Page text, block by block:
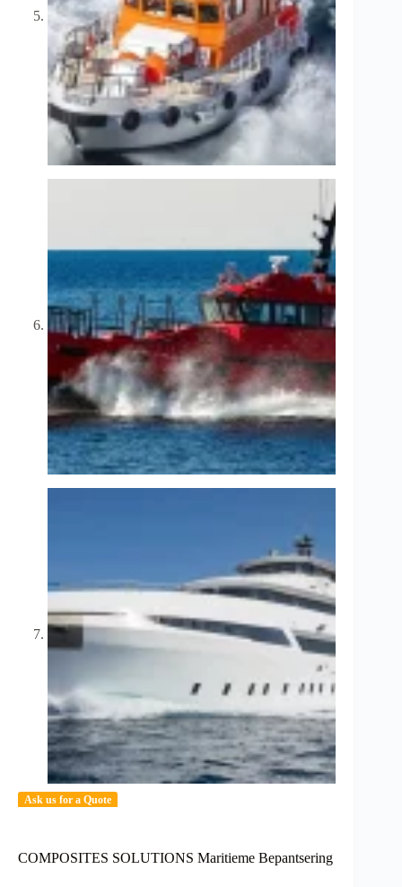
Ask us for a Quote
COMPOSITES SOLUTIONS Maritieme Bepantsering